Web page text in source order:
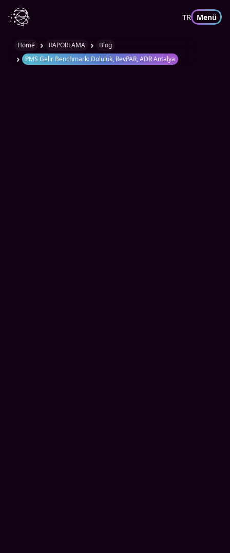
TR Menü
Home › RAPORLAMA › Blog
› PMS Gelir Benchmark: Doluluk, RevPAR, ADR Antalya